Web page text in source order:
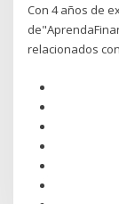
Con 4 años de
relacionados